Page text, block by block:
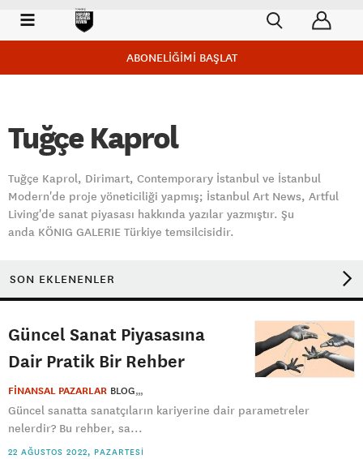
ABONELİĞİMİ BAŞLAT
Tuğçe Kaprol
Tuğçe Kaprol, Dirimart, Contemporary İstanbul ve İstanbul
Modern'de proje yöneticiliği yapmış; İstanbul Art News, Artful
Living'de sanat piyasası hakkında yazılar yazmıştır. Şu
anda KÖNIG GALERIE Türkiye temsilcisidir.
SON EKLENENLER
Güncel Sanat Piyasasına
Dair Pratik Bir Rehber
FİNANSAL PAZARLAR BLOG
Güncel sanatta sanatçıların kariyerine dair parametreler
nelerdir? Bu rehber, sa...
22 AĞUSTOS 2022, PAZARTESI